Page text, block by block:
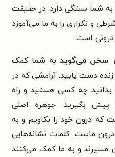
به شما بستگی دارد. در حقیقت
و تکراری را به ما می‌آموزد
درونی است.
سخن می‌گویدبه شما کمک
دست یابید. آرامشی که در
چه کسی هستید و راه
بگیرید. جوهره اصلی
که درون خود را بکاویم و به
ماست. کلمات نشانه‌هایی
مسیرند و به ما کمک می‌کنند